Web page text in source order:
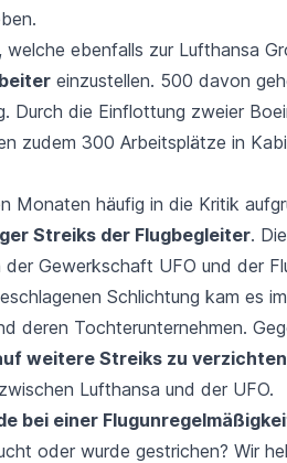
welche ebenfalls zur Lufthansa
einzustellen. 500 davon
Durch die Einflottung zweier
zudem 300 Arbeitsplätze in
Monaten häufig in die Kritik
Streiks der Flugbegleiter.
Gewerkschaft UFO und der
Schlichtung kam es
deren Tochterunternehmen.
weitere Streiks zu verzichten
zwischen Lufthansa und der UFO.
bei einer
oder wurde gestrichen? Wir